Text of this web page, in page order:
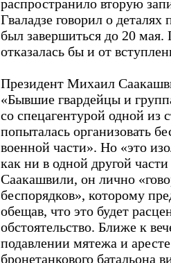
распространило вторую
Гваладзе говорил о
был завершиться до 20 мая.
отказалась бы и от
Президент Михаил
«Бывшие гвардейцы и
со спецагентурой одной из
попыталась организовать
военной части». Но «это
как ни в одной другой
Саакашвили, он лично
беспорядков», которому
обещав, что это будет
обстоятельство. Ближе к
подавлении мятежа и
бронетанкового батальона